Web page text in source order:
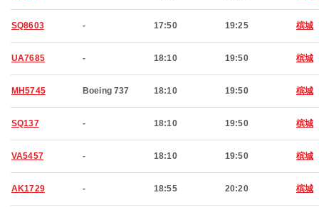
SQ8603 - 17:50 19:25 槟城
UA7685 - 18:10 19:50 槟城
MH5745 Boeing 737 18:10 19:50 槟城
SQ137 - 18:10 19:50 槟城
VA5457 - 18:10 19:50 槟城
AK1729 - 18:55 20:20 槟城